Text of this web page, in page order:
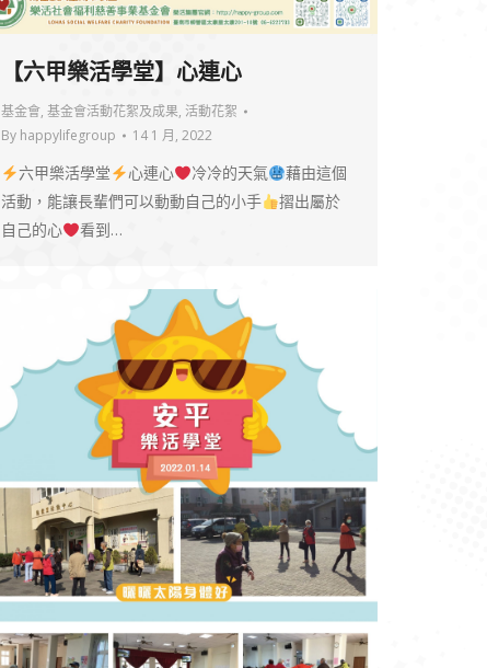
【六甲樂活學堂】心連心
基金會, 基金會活動花絮及成果, 活動花絮
By happylifegroup 14 1 月, 2022
六甲樂活學堂 心連心 冷冷的天氣
藉由這個
活動，能讓長輩們可以動動自己的小手
摺出屬於
自己的心
看到…